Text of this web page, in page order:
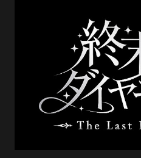
influências da música tradicional
Entre os maiores sucessos do
"Nada Sousou", "Koishikute",
canções que atravessaram ge...